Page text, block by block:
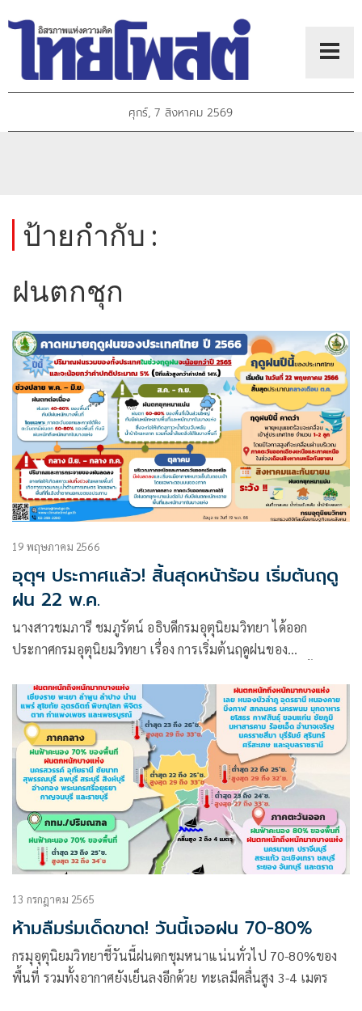
ศุกร์, 7 สิงหาคม 2569
ป้ายกำกับ :
ฝนตกชุก
19 พฤษภาคม 2566
อุตุฯ ประกาศแล้ว! สิ้นสุดหน้าร้อน เริ่มต้นฤดู
ฝน 22 พ.ค.
นางสาวชมภารี ชมภูรัตน์ อธิบดีกรมอุตุนิยมวิทยา ได้ออก
ประกาศกรมอุตุนิยมวิทยา เรื่อง การเริ่มต้นฤดูฝนของ
ฤดูร้อนและจะเริ่มต้นเข้าสู่ฤดูฝน
13 กรกฎาคม 2565
ห้ามลืมร่มเด็ดขาด! วันนี้เจอฝน 70-80%
กรมุอุตุนิยมวิทยาชี้วันนี้ฝนตกชุมหนาแน่นทั่วไป 70-80%ของ
พื้นที่ รวมทั้งอากาศยังเย็นลงอีกด้วย ทะเลมีคลื่นสูง 3-4 เมตร